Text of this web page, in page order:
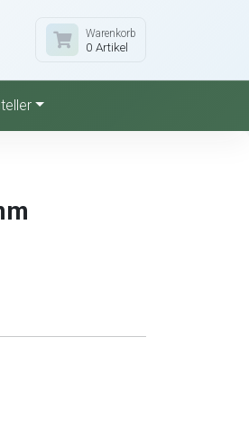
Warenkorb
0 Artikel